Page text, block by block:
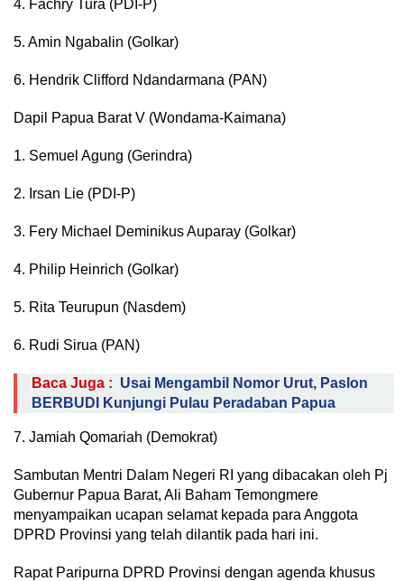
4. Fachry Tura (PDI-P)
5. Amin Ngabalin (Golkar)
6. Hendrik Clifford Ndandarmana (PAN)
Dapil Papua Barat V (Wondama-Kaimana)
1. Semuel Agung (Gerindra)
2. Irsan Lie (PDI-P)
3. Fery Michael Deminikus Auparay (Golkar)
4. Philip Heinrich (Golkar)
5. Rita Teurupun (Nasdem)
6. Rudi Sirua (PAN)
Baca Juga : Usai Mengambil Nomor Urut, Paslon
BERBUDI Kunjungi Pulau Peradaban Papua
7. Jamiah Qomariah (Demokrat)
Sambutan Mentri Dalam Negeri RI yang dibacakan oleh Pj
Gubernur Papua Barat, Ali Baham Temongmere
menyampaikan ucapan selamat kepada para Anggota
DPRD Provinsi yang telah dilantik pada hari ini.
Rapat Paripurna DPRD Provinsi dengan agenda khusus